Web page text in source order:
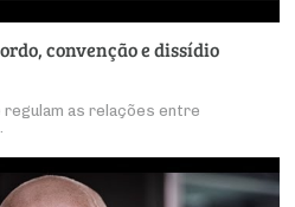
convenção e dissídio
as relações entre